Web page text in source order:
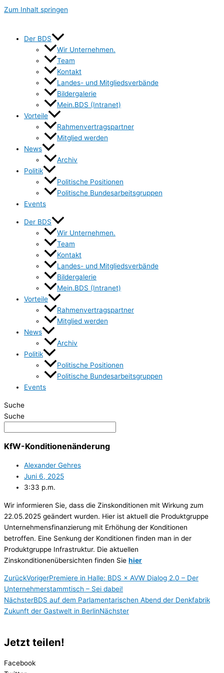
Zum Inhalt springen
Der BDS
Wir Unternehmen.
Team
Kontakt
Landes- und Mitgliedsverbände
Bildergalerie
Mein.BDS (Intranet)
Vorteile
Rahmenvertragspartner
Mitglied werden
News
Archiv
Politik
Politische Positionen
Politische Bundesarbeitsgruppen
Events
Der BDS
Wir Unternehmen.
Team
Kontakt
Landes- und Mitgliedsverbände
Bildergalerie
Mein.BDS (Intranet)
Vorteile
Rahmenvertragspartner
Mitglied werden
News
Archiv
Politik
Politische Positionen
Politische Bundesarbeitsgruppen
Events
Suche
Suche
KfW-Konditionenänderung
Alexander Gehres
Juni 6, 2025
3:33 p.m.
Wir informieren Sie, dass die Zinskonditionen mit Wirkung zum
22.05.2025 geändert wurden. Hier ist aktuell die Produktgruppe
Unternehmensfinanzierung mit Erhöhung der Konditionen
betroffen. Eine Senkung der Konditionen finden man in der
Produktgruppe Infrastruktur. Die aktuellen
Zinskonditionenübersichten finden Sie hier
ZurückVorigerPremiere in Halle: BDS × AVW Dialog 2.0 – Der
Unternehmerstammtisch – Sei dabei!
NächsterBDS auf dem Parlamentarischen Abend der Denkfabrik
Zukunft der Gastwelt in BerlinNächster
Jetzt teilen!
Facebook